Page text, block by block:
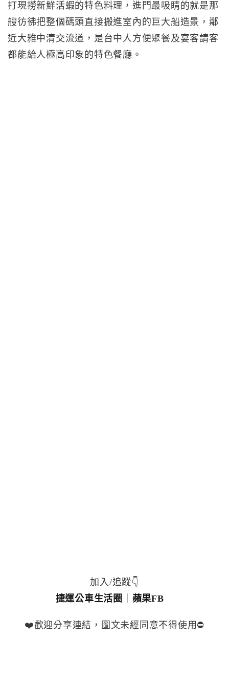
打現撈新鮮活蝦的特色料理，進門最吸睛的就是那
艘彷彿把整個碼頭直接搬進室內的巨大船造景，鄰
近大雅中清交流道，是台中人方便聚餐及宴客請客
都能給人極高印象的特色餐廳。
加入/追蹤👇
捷運公車生活圈
蘋果FB
❤️歡迎分享連結，圖文未經同意不得使用⛔️